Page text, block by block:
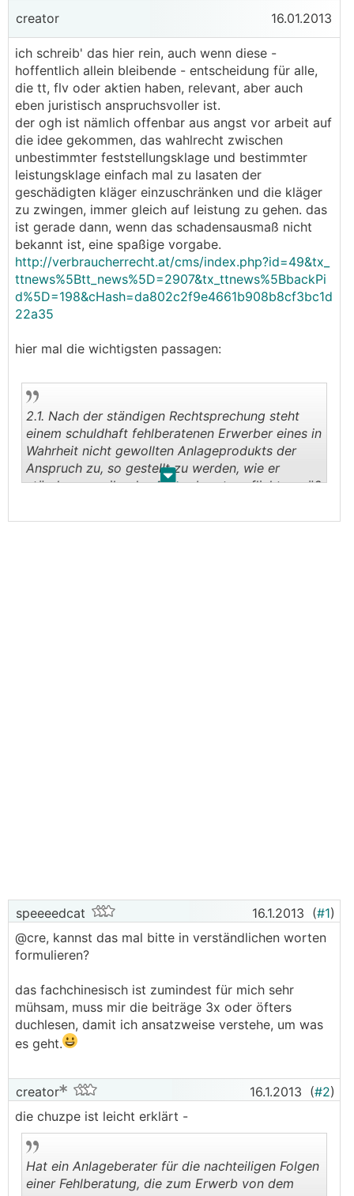
creator 16.01.2013
ich schreib' das hier rein, auch wenn diese -
hoffentlich allein bleibende - entscheidung für alle,
die tt, flv oder aktien haben, relevant, aber auch
eben juristisch anspruchsvoller ist.
der ogh ist nämlich offenbar aus angst vor arbeit auf
die idee gekommen, das wahlrecht zwischen
unbestimmter feststellungsklage und bestimmter
leistungsklage einfach mal zu lasaten der
geschädigten kläger einzuschränken und die kläger
zu zwingen, immer gleich auf leistung zu gehen. das
ist gerade dann, wenn das schadensausmaß nicht
bekannt ist, eine spaßige vorgabe.
http://verbraucherrecht.at/cms/index.php?id=49&tx_
ttnews%5Btt_news%5D=2907&tx_ttnews%5BbackPi
d%5D=198&cHash=da802c2f9e4661b908b8cf3bc1d
22a35
hier mal die wichtigsten passagen:
. .
2.1. Nach der ständigen Rechtsprechung steht
einem schuldhaft fehlberatenen Erwerber eines in
Wahrheit nicht gewollten Anlageprodukts der
Anspruch zu, so gestellt zu werden, wie er
stünde, wenn ihn der Anlageberater pflichtgemäß
das Finanzprodukt nicht gekauft, kann er den
möglicher Leistungsklage? Zak 2012, 327). Da
der Schaden des Anlegers bereits im Erwerb des
ungewollten Finanzprodukts lag, ist der
Ersatzanspruch grundsätzlich nicht von dessen
4 Ob 200/10f; 5 Ob 246/10b; 8 Ob 132/10k), die
Herausgabe der Wertpapiere ist nur eine Form
des Bereicherungsausgleichs.
auch gegenüber dem bloßen Anlageberater zu,
von dem die Finanzprodukte nicht erworben
wurden (10 Ob 11/07a; 5 Ob 246/10b; 7 Ob
77/10i, 6 Ob 9/11h; 8 Ob 135/10a je mwH; ecolex
2011/312, 807 [Wilhelm]). In der im vorliegenden
Verfahren zu beurteilenden Konstellation eines
vereitelten Verkaufs ist ebensowenig ein Grund
speeeedcat 16.1.2013 (#1)
@cre, kannst das mal bitte in verständlichen worten
formulieren?
das fachchinesisch ist zumindest für mich sehr
mühsam, muss mir die beiträge 3x oder öfters
duchlesen, damit ich ansatzweise verstehe, um was
es geht.
creator 16.1.2013 (#2)
die chuzpe ist leicht erklärt -
Hat ein Anlageberater für die nachteiligen Folgen
einer Fehlberatung, die zum Erwerb von dem